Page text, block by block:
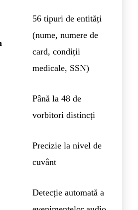
56 tipuri de entități
(nume, numere de
card, condiții
medicale, SSN)
Până la 48 de
vorbitori distincți
Precizie la nivel de
cuvânt
Detecție automată a